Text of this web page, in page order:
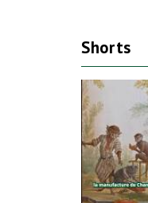
Shorts